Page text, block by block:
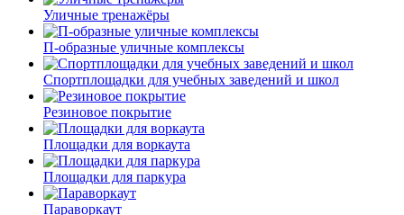
Уличные тренажёры
П-образные уличные комплексы
Спортплощадки для учебных заведений и школ
Резиновое покрытие
Площадки для воркаута
Площадки для паркура
Параворкаут